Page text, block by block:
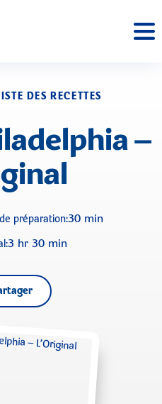
DES RECETTES
–
préparation:30 min
3 hr 30 min